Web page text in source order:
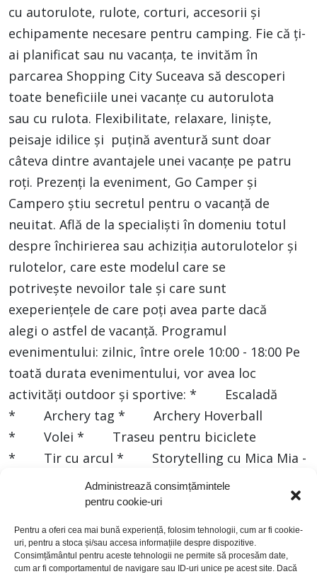
Administrează consimțămintele
pentru cookie-uri
Pentru a oferi cea mai bună experiență, folosim tehnologii, cum ar fi cookie-
uri, pentru a stoca și/sau accesa informațiile despre dispozitive.
Consimțământul pentru aceste tehnologii ne permite să procesăm date,
cum ar fi comportamentul de navigare sau ID-uri unice pe acest site. Dacă
cu autorulote, rulote, corturi, accesorii și
echipamente necesare pentru camping. Fie că ți-
ai planificat sau nu vacanța, te invităm în
parcarea Shopping City Suceava să descoperi
toate beneficiile unei vacanțe cu autorulota
sau cu rulota. Flexibilitate, relaxare, liniște,
peisaje idilice și puțină aventură sunt doar
câteva dintre avantajele unei vacanțe pe patru
roți. Prezenți la eveniment, Go Camper și
Campero știu secretul pentru o vacanță de
neuitat. Află de la specialiști în domeniu totul
despre închirierea sau achiziția autorulotelor și
rulotelor, care este modelul care se
potrivește nevoilor tale și care sunt
exeperiențele de care poți avea parte dacă
alegi o astfel de vacanță. Programul
evenimentului: zilnic, între orele 10:00 - 18:00 Pe
toată durata evenimentului, vor avea loc
activități outdoor și sportive: * Escaladă
* Archery tag * Archery Hoverball
* Volei * Traseu pentru biciclete
* Tir cu arcul * Storytelling cu Mica Mia -
duminică, între orele 16:00 - 18:00 Parteneri:
Decathlon Suceava - partener principal,
Mobexpert, Carrefour, Leroy Merlin Suceava.